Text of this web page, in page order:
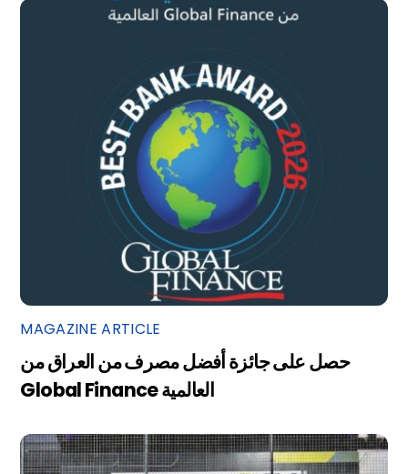
MAGAZINE ARTICLE
حصل على جائزة أفضل مصرف من العراق من
Global Finance العالمية